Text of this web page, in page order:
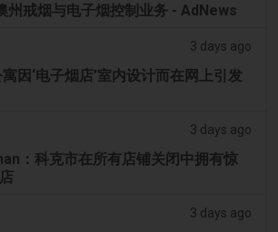
州戒烟与电子烟控制业务 - AdNews
3 days ago
因‘电子烟店’室内设计而在网上引发
3 days ago
：科克市在所有店铺关闭中拥有惊
3 days ago